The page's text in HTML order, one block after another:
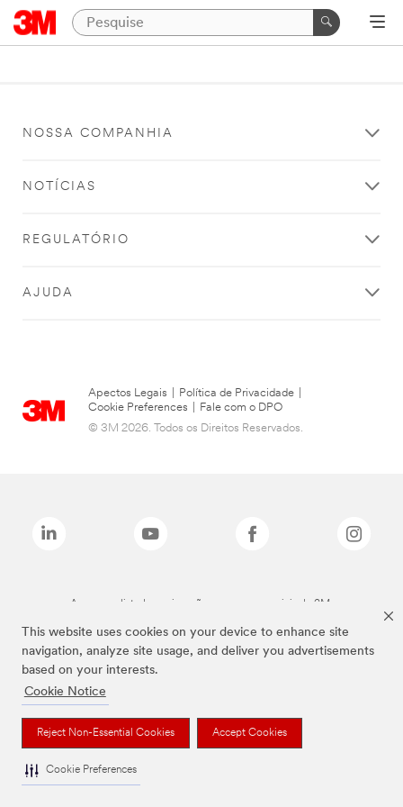
This website uses cookies on your device to enhance site
navigation, analyze site usage, and deliver you advertisements
based on your interests.
Cookie Notice
Reject Non-Essential Cookies Accept Cookies
Cookie Preferences
NOSSA COMPANHIA
NOTÍCIAS
REGULATÓRIO
AJUDA
Apectos Legais Política de Privacidade
Cookie Preferences
Fale com o DPO
© 3M 2026. Todos os Direitos Reservados.
As marcas listadas a cima são marcas comerciais da 3M.